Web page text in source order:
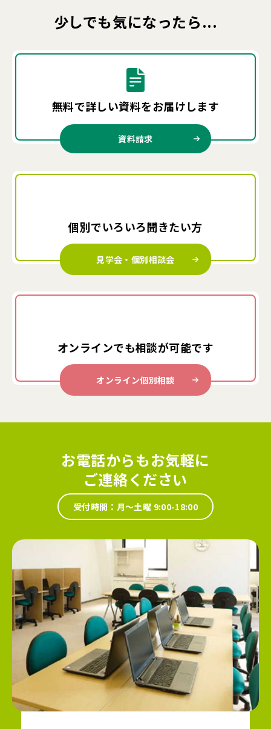
少しでも気になったら...
無料で詳しい資料をお届けします
資料請求
個別でいろいろ聞きたい方
見学会・個別相談会
オンラインでも相談が可能です
オンライン個別相談
お電話からもお気軽に
ご連絡ください
受付時間：月～土曜 9:00-18:00